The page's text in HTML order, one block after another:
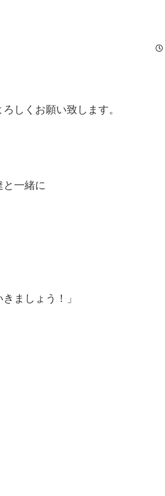
しくお願い致します。
と一緒に
ましょう！」